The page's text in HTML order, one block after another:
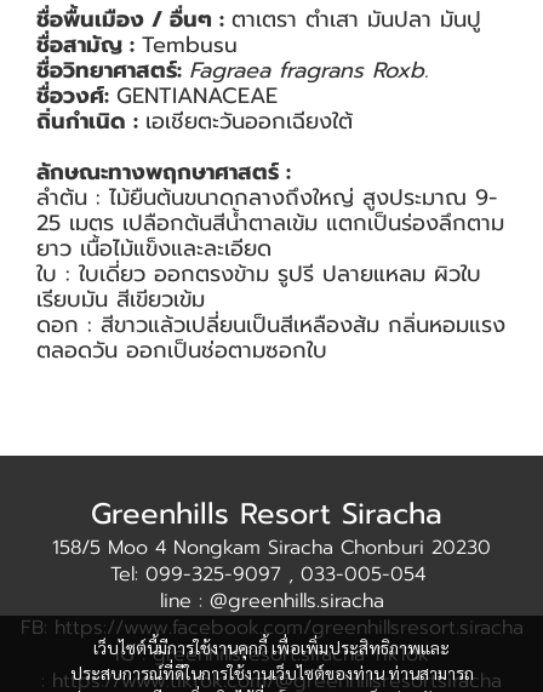
ชื่อพื้นเมือง / อื่นๆ : ตาเตรา ตำเสา มันปลา มันปู
ชื่อสามัญ : Tembusu
ชื่อวิทยาศาสตร์: Fagraea fragrans Roxb.
ชื่อวงศ์: GENTIANACEAE
ถิ่นกำเนิด : เอเชียตะวันออกเฉียงใต้
ลักษณะทางพฤกษาศาสตร์ :
ลำต้น : ไม้ยืนต้นขนาดกลางถึงใหญ่ สูงประมาณ 9-
25 เมตร เปลือกต้นสีน้ำตาลเข้ม แตกเป็นร่องลึกตาม
ยาว เนื้อไม้แข็งและละเอียด
ใบ : ใบเดี่ยว ออกตรงข้าม รูปรี ปลายแหลม ผิวใบ
เรียบมัน สีเขียวเข้ม
ดอก : สีขาวแล้วเปลี่ยนเป็นสีเหลืองส้ม กลิ่นหอมแรง
ตลอดวัน ออกเป็นช่อตามซอกใบ
เว็บไซต์นี้มีการใช้งานคุกกี้ เพื่อเพิ่มประสิทธิภาพและ
ประสบการณ์ที่ดีในการใช้งานเว็บไซต์ของท่าน ท่านสามารถ
Greenhills Resort Siracha
158/5 Moo 4 Nongkam Siracha Chonburi 20230
Tel: 099-325-9097 , 033-005-054
line : @greenhills.siracha
FB: https://www.facebook.com/greenhillsresort.siracha
IG : greenhillsresort.siracha TikTok
: https://www.tiktok.com/@greenhillsresortsiracha